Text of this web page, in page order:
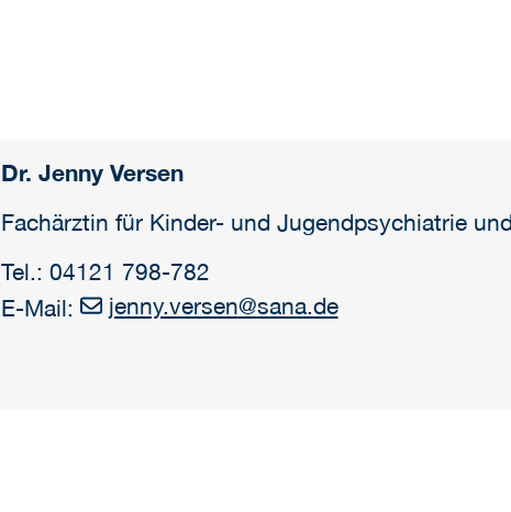
Dr. Jenny Versen
Fachärztin für Kinder- und Jugendpsychiatrie
Tel.: 04121 798-782
E-Mail:
jenny.versen@sana.de